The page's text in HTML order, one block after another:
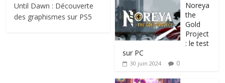
Until Dawn : Découverte
des graphismes sur PS5
Noreya
the
Gold
Project
: le test
sur PC
30 juin 2024 0